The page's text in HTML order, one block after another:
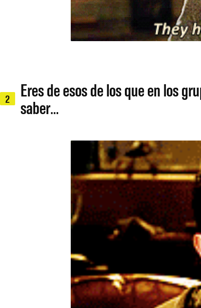
2
Eres de esos de los que en los
saber…